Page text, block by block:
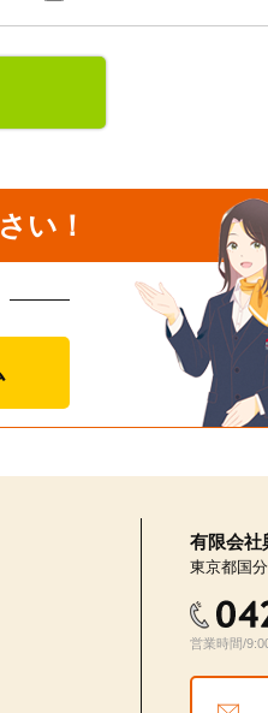
い！
有限会社
東京都国
営業時間/